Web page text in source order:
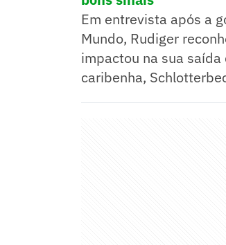
Em entrevista após a
Mundo, Rudiger
impactou na sua
caribenha,